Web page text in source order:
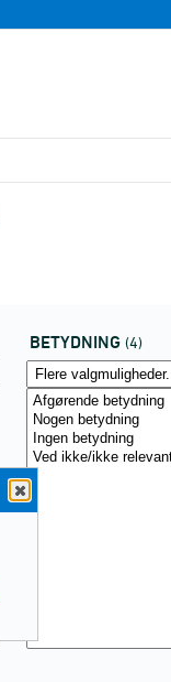
BETYDNING (4)